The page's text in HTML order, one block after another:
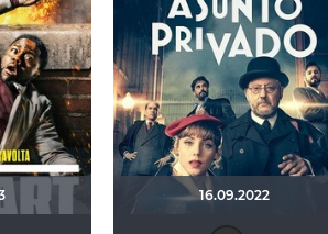
16.09.2022